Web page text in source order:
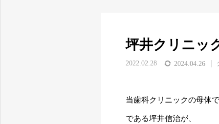
坪井クリニッ
2022.02.28 2024.04.26
当歯科クリニックの母体
である坪井信治が、